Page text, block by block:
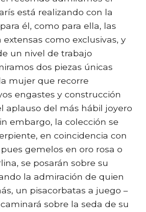
está realizando con la
él, como para ella, las
extensas como exclusivas, y
un nivel de trabajo
dos piezas únicas
mujer que recorre
engastes y construcción
aplauso del más hábil joyero
embargo, la colección se
en coincidencia con
pues gemelos en oro rosa o
se posarán sobre su
la admiración de quien
un pisacorbatas a juego –
sobre la seda de su